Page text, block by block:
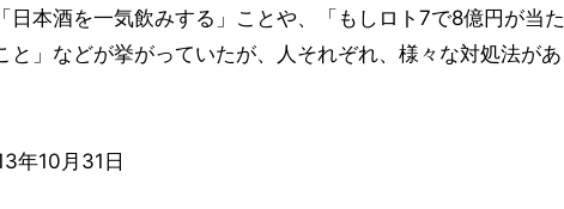
日本酒を一気飲みする」ことや、「もしロト7で8億円が当た
と」などが挙がっていたが、人それぞれ、様々な対処法があ
年10月31日